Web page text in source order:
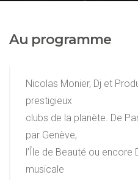
Au programme
Nicolas Monier, Dj et
prestigieux
clubs de la planète. De
par Genève,
l’Île de Beauté ou encore
musicale